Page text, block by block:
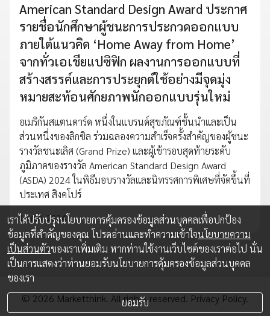
American Standard Design Award ประกาศ
รายชื่อนักศึกษาผู้ชนะการประกวดออกแบบ
ภายใต้แนวคิด ‘Home Away from Home’
จากทั่วเอเชียแปซิฟิก ผลงานการออกแบบที่
สร้างสรรค์และการประยุกต์ใช้อย่างมีจุดมุ่ง
หมายสะท้อนศักยภาพนักออกแบบรุ่นใหม่
อเมริกันสแตนดาร์ด หนึ่งในแบรนด์สุขภัณฑ์ชั้นนำและเป็น
ส่วนหนึ่งของลิกซิล ร่วมฉลองความสำเร็จครั้งสำคัญของผู้ชนะ
รางวัลชนะเลิศ (Grand Prize) และผู้เข้ารอบสุดท้ายระดับ
ภูมิภาคของรางวัล American Standard Design Award
(ASDA) 2024 ในพิธีมอบรางวัลและนิทรรศการพิเศษที่จัดขึ้นที่
ประเทศ สิงคโปร์
16 ก.ค. 2024
© 2026 Marketthink. All rights reserved. Privacy Policy.
เราได้ปรับปรุงนโยบายการคุ้มครองข้อมูลส่วนบุคคลเพื่อปกป้อง
ข้อมูลที่สำคัญของคุณ โปรดอ่านและทำความเข้าใจนโยบายความ
เป็นส่วนตัวของเราเพิ่มเติม หากท่านใช้งานเว็บไซต์ของเราต่อไป นั่น
เป็นการแสดงว่าท่านยอมรับนโยบายการคุ้มครองข้อมูลส่วนบุคคล
ของเรา
ยอมรับ